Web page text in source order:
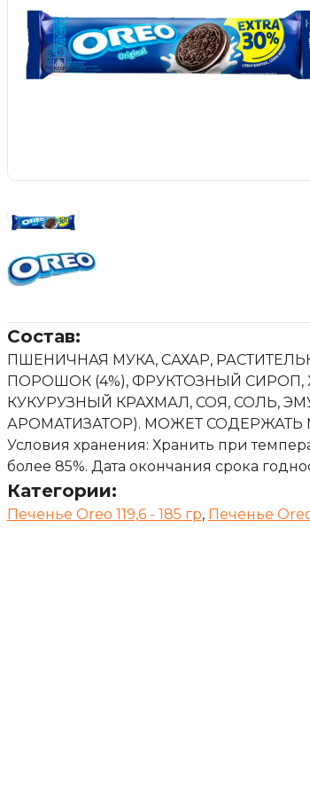
Состав:
ПШЕНИЧНАЯ МУКА, САХАР,
ПОРОШОК (4%), ФРУКТОЗНЫЙ
КУКУРУЗНЫЙ КРАХМАЛ, СОЯ, СОЛЬ,
АРОМАТИЗАТОР). МОЖЕТ СОДЕРЖАТЬ
Условия хранения: Хранить при
более 85%. Дата окончания срока
Категории:
Печенье Oreo 119,6 - 185 гр, Печенье